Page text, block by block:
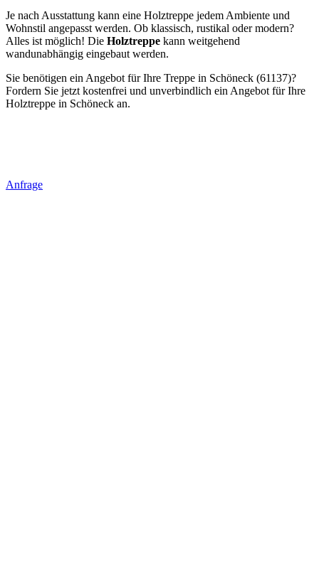
Je nach Ausstattung kann eine Holztreppe jedem Ambiente und
Wohnstil angepasst werden. Ob klassisch, rustikal oder modern?
Alles ist möglich! Die Holztreppe kann weitgehend
wandunabhängig eingebaut werden.
Sie benötigen ein Angebot für Ihre Treppe in Schöneck (61137)?
Fordern Sie jetzt kostenfrei und unverbindlich ein Angebot für Ihre
Holztreppe in Schöneck an.
Anfrage